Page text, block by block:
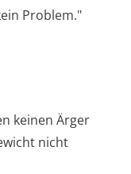
Problem."
keinen Ärger
nicht